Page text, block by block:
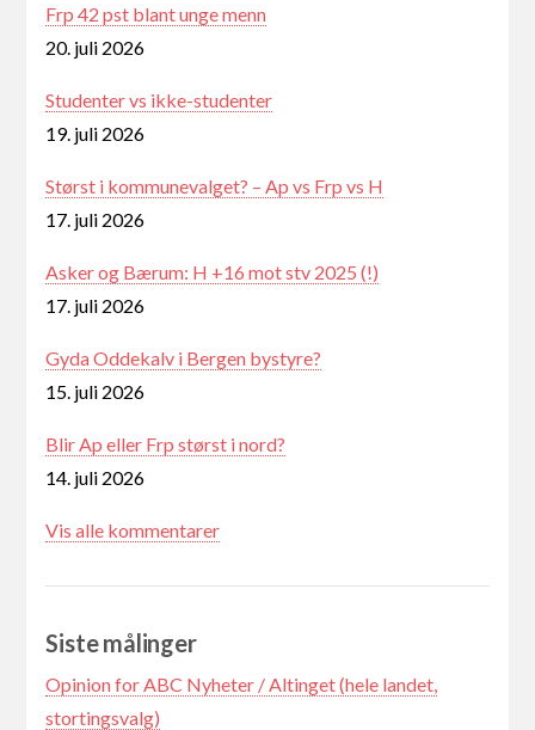
Frp 42 pst blant unge menn
20. juli 2026
Studenter vs ikke-studenter
19. juli 2026
Størst i kommunevalget? – Ap vs Frp vs H
17. juli 2026
Asker og Bærum: H +16 mot stv 2025 (!)
17. juli 2026
Gyda Oddekalv i Bergen bystyre?
15. juli 2026
Blir Ap eller Frp størst i nord?
14. juli 2026
Vis alle kommentarer
Siste målinger
Opinion for ABC Nyheter / Altinget (hele landet,
stortingsvalg)